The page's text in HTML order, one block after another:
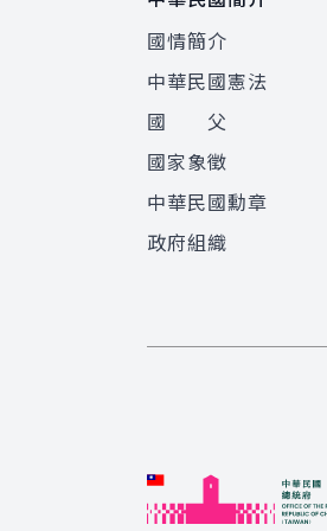
國情簡介
中華民國憲法
國 父
國家象徵
中華民國勳章
政府組織